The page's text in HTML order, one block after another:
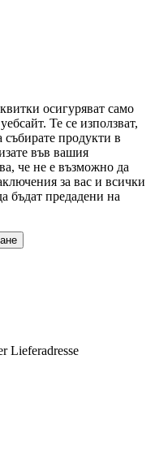
осигуряват само
Те се използват,
събирате продукти в
във вашия
че не е възможно да
за вас и всички
бъдат предадени на
Lieferadresse